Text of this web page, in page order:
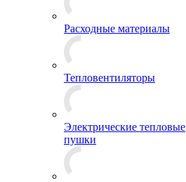
Расходные материалы
Тепловентиляторы
Электрические тепловые
пушки